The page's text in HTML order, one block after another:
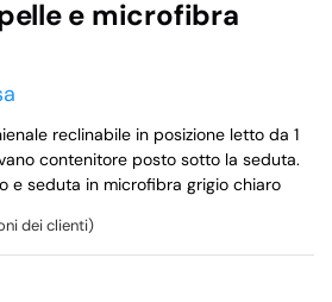
e microfibra
reclinabile in posizione letto da 1
contenitore posto sotto la seduta.
e seduta in microfibra grigio chiaro
dei clienti)